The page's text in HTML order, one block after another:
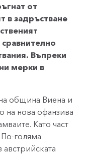
от
в задръстване
Въпреки
мерки в
община Виена и
на нова офанзива
Като част
голяма